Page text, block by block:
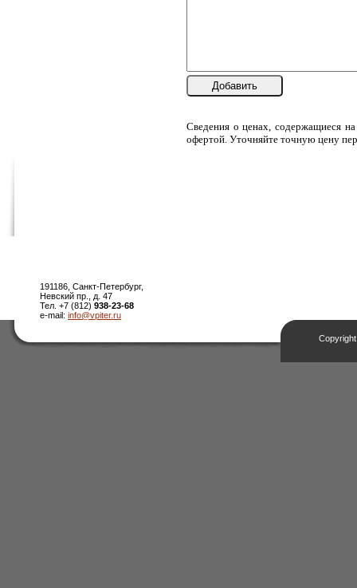
Добавить
Сведения о ценах, содержащиеся
офертой. Уточняйте точную цену
191186, Санкт-Петербург,
Невский пр., д. 47
Тел. +7 (812) 938-23-68
e-mail: info@vpiter.ru